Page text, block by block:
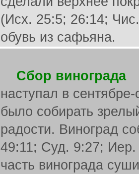
(Исх. 25:5; 26:14;
обувь из сафьяна.
Сбор винограда—
наступал в
было собирать
радости. Виноград
49:11; Суд. 9:27;
часть винограда